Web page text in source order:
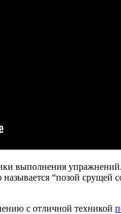
выполнения
“позой
с отличной техникой